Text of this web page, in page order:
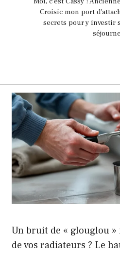
Croisic mon port
secrets pour y investir
Un bruit de « glouglou »
de vos radiateurs ? Le